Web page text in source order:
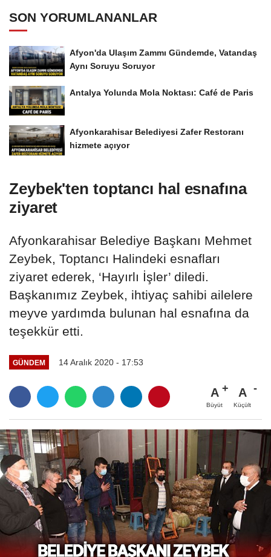
SON YORUMLANANLAR
Afyon'da Ulaşım Zammı Gündemde, Vatandaş
Aynı Soruyu Soruyor
Antalya Yolunda Mola Noktası: Café de Paris
Afyonkarahisar Belediyesi Zafer Restoranı
hizmete açıyor
Zeybek'ten toptancı hal esnafına
ziyaret
Afyonkarahisar Belediye Başkanı Mehmet
Zeybek, Toptancı Halindeki esnafları
ziyaret ederek, ‘Hayırlı İşler’ diledi.
Başkanımız Zeybek, ihtiyaç sahibi ailelere
meyve yardımda bulunan hal esnafına da
teşekkür etti.
GÜNDEM 14 Aralık 2020 - 17:53
A
Büyüt
A
Küçült